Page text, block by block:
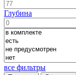
Глубина
все фильтры